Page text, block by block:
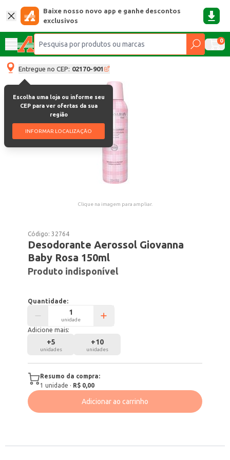
Baixe nosso novo app e ganhe descontos
exclusivos
0
Entregue no CEP: 02170-901
Escolha uma loja ou informe seu
CEP para ver ofertas da sua
região
INFORMAR LOCALIZAÇÃO
Clique na imagem para ampliar.
Código:32764
Desodorante Aerossol Giovanna
Baby Rosa 150ml
Produto indisponível
Quantidade:
unidade
Adicione mais:
+5
unidades
+10
unidades
Resumo da compra:
1 unidade · R$ 0,00
Adicionar ao carrinho